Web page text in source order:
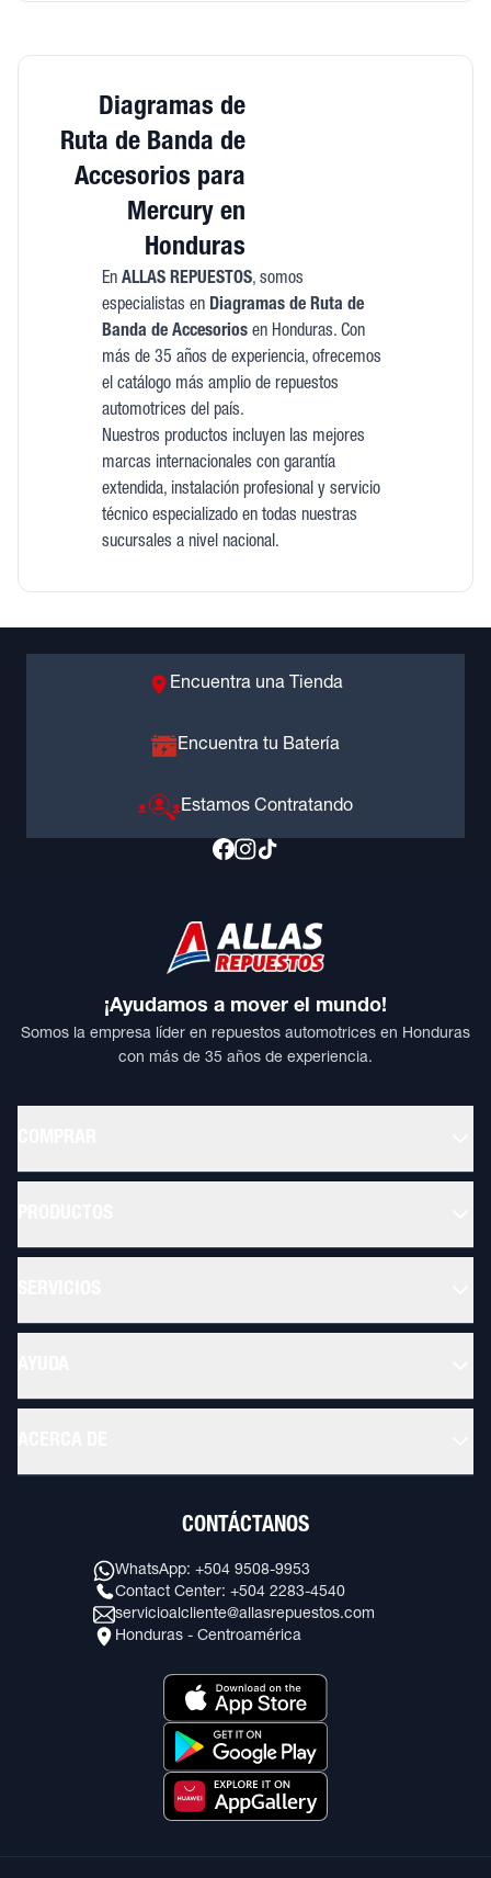
Diagramas de
Ruta de Banda de
Accesorios para
Mercury en
Honduras
En ALLAS REPUESTOS, somos
especialistas en Diagramas de Ruta de
Banda de Accesoriosen Honduras. Con
más de 35 años de experiencia, ofrecemos
el catálogo más amplio de repuestos
automotrices del país.
Nuestros productos incluyen las mejores
marcas internacionales con garantía
extendida, instalación profesional y servicio
técnico especializado en todas nuestras
sucursales a nivel nacional.
Encuentra una Tienda
Encuentra tu Batería
Estamos Contratando
¡Ayudamos a mover el mundo!
Somos la empresa líder en repuestos automotrices en Honduras
con más de 35 años de experiencia.
CONTÁCTANOS
WhatsApp: +504 9508-9953
Contact Center: +504 2283-4540
servicioalcliente@allasrepuestos.com
Honduras - Centroamérica